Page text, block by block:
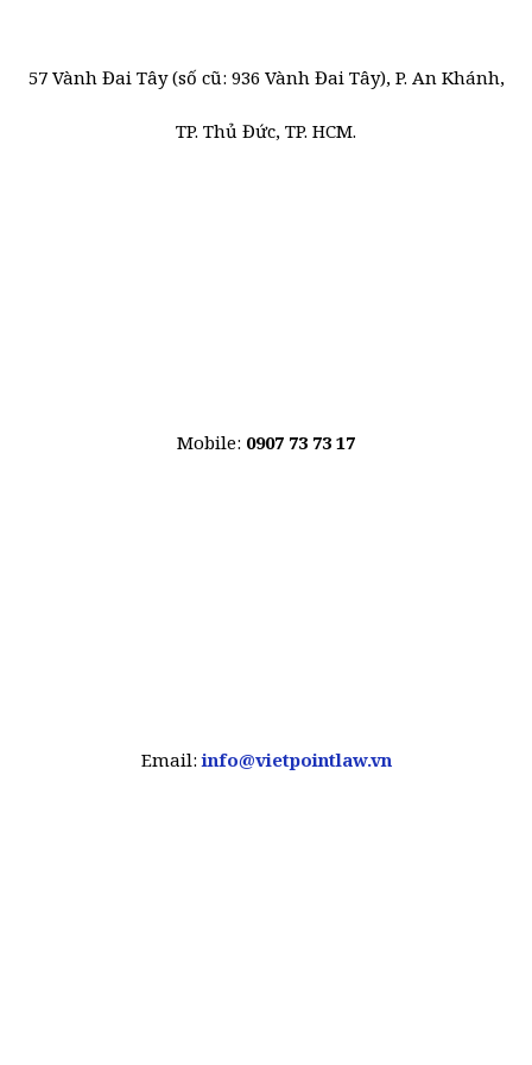
57 Vành Đai Tây (số cũ: 936 Vành Đai Tây), P. An Khánh,
TP. Thủ Đức, TP. HCM.
Mobile: 0907 73 73 17
Email:info@vietpointlaw.vn